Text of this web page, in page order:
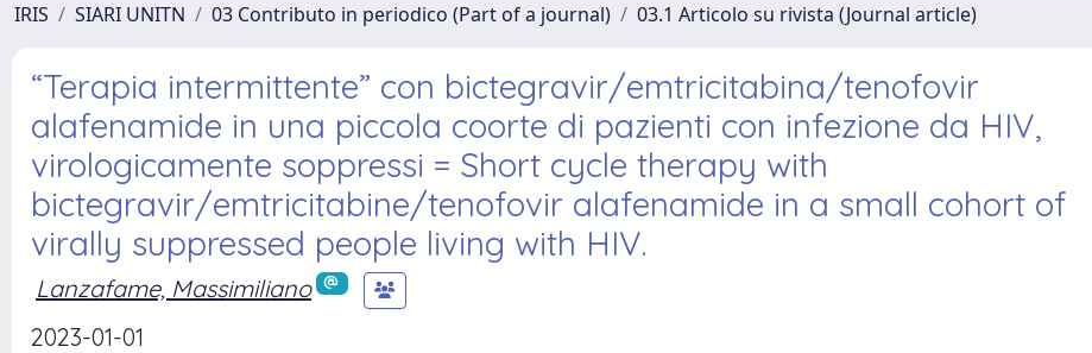
IRIS SIARI UNITN 03 Contributo in periodico (Part of a journal) 03.1 Articolo su rivista (Journal article)
“Terapia intermittente” con bictegravir/emtricitabina/tenofovir
alafenamide in una piccola coorte di pazienti con infezione da HIV,
virologicamente soppressi = Short cycle therapy with
bictegravir/emtricitabine/tenofovir alafenamide in a small cohort of
virally suppressed people living with HIV.
Lanzafame, Massimiliano
2023-01-01